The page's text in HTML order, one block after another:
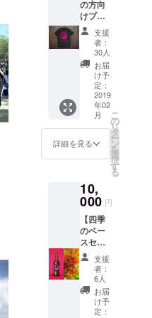
の方向
けプラ
ン】デ
ザイン
は変更
になる
場合が
ござい
ます。
シャツ
は（サ
イズS・
M・L）
（色ブ
ラッ
ワイ
ト）か
らお選
びくだ
さい。
※支援時
に備考
フォー
ムがご
ざいま
すの
支援
者：
30人
お届
け予
定：
2019
年02
月
詳細を見る
こ
の
リ
タ
ー
ン
を
選
択
す
る
10,
000 円
【四季
のベー
スセレ
クト】
年4回に
分けて
合計12
本のセ
レクト
支援
者：
6人
お届
け予
定：